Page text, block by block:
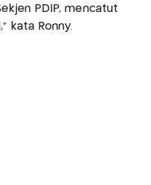
PDIP, mencatut
kata Ronny.